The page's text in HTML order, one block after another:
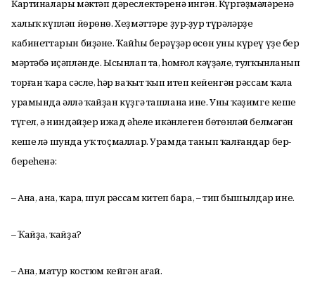
Картиналары мәктәп дәреслектәренә ингән. Күргәҙмәләренә
халыҡ күпләп йөрөнө. Хеҙмәттәре ҙур-ҙур түрәләрҙең
кабинеттарын биҙәне. Ҡайһы берәүҙәр өсөн уны күреү үҙе бер
мәртәбә иҫәпләнде. Ысынлап та, һомғол кәүҙәле, тулҡынланып
торған ҡара сәсле, һәр ваҡыт ҡып итеп кейенгән рәссам ҡала
урамында әллә ҡайҙан күҙгә ташлана ине. Уның ҡәҙимге кеше
түгел, ә ниндәйҙер ижад әһеле икәнлеген бөтөнләй белмәгән
кеше лә шунда уҡ тоҫмаллар. Урамда танып ҡалғандар бер-
береһенә:
– Ана, ана, ҡара, шул рәссам китеп бара, – тип бышылдар ине.
– Ҡайҙа, ҡайҙа?
– Ана, матур костюм кейгән ағай.